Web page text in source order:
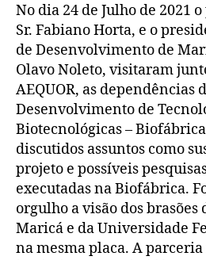
No dia 24 de Julho de 2021
Sr. Fabiano Horta, e o
de Desenvolvimento de
Olavo Noleto, visitaram
AEQUOR, as dependências
Desenvolvimento de
Biotecnológicas –
discutidos assuntos como
projeto e possíveis
executadas na Biofábrica.
orgulho a visão dos
Maricá e da Universidade
na mesma placa. A parceria